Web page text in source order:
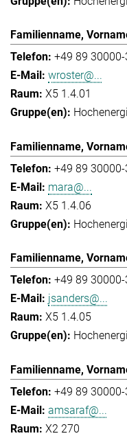
+49 89
wroster@...
X5 1.4.01
+49 89
mara@...
X5 1.4.06
+49 89
jsanders@...
X5 1.4.05
+49 89 30000-
amsaraf@...
X2 270